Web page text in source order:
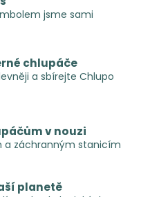
jsme sami
chlupáče
a sbírejte Chlupo
v nouzi
a záchranným stanicím
planetě